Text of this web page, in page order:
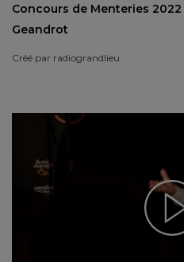
Concours de Menteries 2022
Geandrot
Créé par radiograndlieu